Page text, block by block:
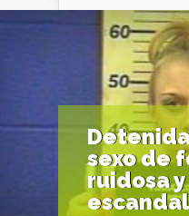
sexo de
ruidosa y